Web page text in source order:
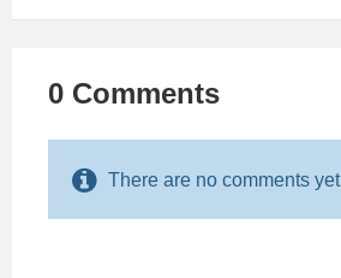
0 Comments
There are no comments yet